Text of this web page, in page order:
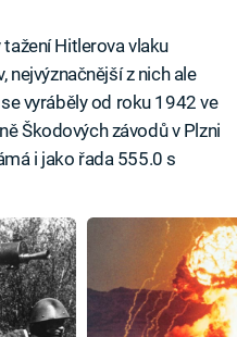
Hitlerova vlaku
z nich ale
vyráběly od roku 1942 ve
Škodových závodů v Plzni
i jako řada 555.0 s